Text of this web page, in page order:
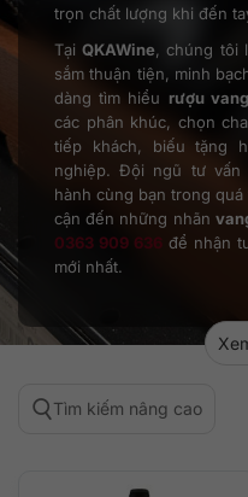
trọn chất lượng khi đến
TạiQKAWine, chúng tôi
sắm thuận tiện, minh
dàng tìm hiểu rượu
các phân khúc, chọn
tiếp khách, biếu tặng
nghiệp. Đội ngũ tư
hành cùng bạn trong
cận đến những nhãn
0363 909 636 để nhận
mới nhất.
Tìm kiếm nâng cao